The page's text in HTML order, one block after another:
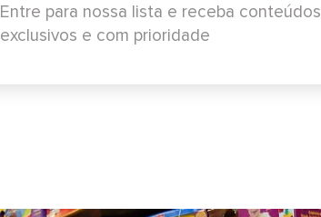
Entre para nossa lista e receba conteúdos
exclusivos e com prioridade